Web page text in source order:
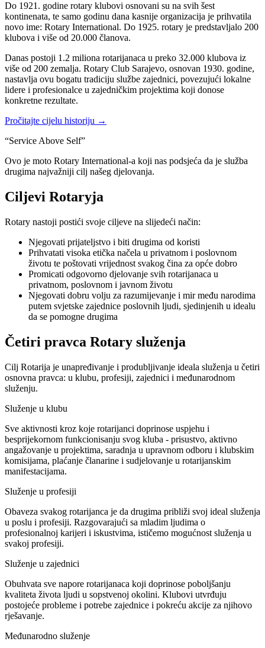
Do 1921. godine rotary klubovi osnovani su na svih šest
kontinenata, te samo godinu dana kasnije organizacija je prihvatila
novo ime: Rotary International. Do 1925. rotary je predstavljalo 200
klubova i više od 20.000 članova.
Danas postoji 1.2 miliona rotarijanaca u preko 32.000 klubova iz
više od 200 zemalja. Rotary Club Sarajevo, osnovan 1930. godine,
nastavlja ovu bogatu tradiciju službe zajednici, povezujući lokalne
lidere i profesionalce u zajedničkim projektima koji donose
konkretne rezultate.
Pročitajte cijelu historiju →
“Service Above Self”
Ovo je moto Rotary International-a koji nas podsjeća da je služba
drugima najvažniji cilj našeg djelovanja.
Ciljevi Rotaryja
Rotary nastoji postići svoje ciljeve na slijedeći način:
Njegovati prijateljstvo i biti drugima od koristi
Prihvatati visoka etička načela u privatnom i poslovnom
životu te poštovati vrijednost svakog čina za opće dobro
Promicati odgovorno djelovanje svih rotarijanaca u
privatnom, poslovnom i javnom životu
Njegovati dobru volju za razumijevanje i mir među narodima
putem svjetske zajednice poslovnih ljudi, sjedinjenih u idealu
da se pomogne drugima
Četiri pravca Rotary služenja
Cilj Rotarija je unapređivanje i produbljivanje ideala služenja u četiri
osnovna pravca: u klubu, profesiji, zajednici i međunarodnom
služenju.
Služenje u klubu
Sve aktivnosti kroz koje rotarijanci doprinose uspjehu i
besprijekornom funkcionisanju svog kluba - prisustvo, aktivno
angažovanje u projektima, saradnja u upravnom odboru i klubskim
komisijama, plaćanje članarine i sudjelovanje u rotarijanskim
manifestacijama.
Služenje u profesiji
Obaveza svakog rotarijanca je da drugima približi svoj ideal služenja
u poslu i profesiji. Razgovarajući sa mladim ljudima o
profesionalnoj karijeri i iskustvima, ističemo mogućnost služenja u
svakoj profesiji.
Služenje u zajednici
Obuhvata sve napore rotarijanaca koji doprinose poboljšanju
kvaliteta života ljudi u sopstvenoj okolini. Klubovi utvrđuju
postojeće probleme i potrebe zajednice i pokreću akcije za njihovo
rješavanje.
Međunarodno služenje